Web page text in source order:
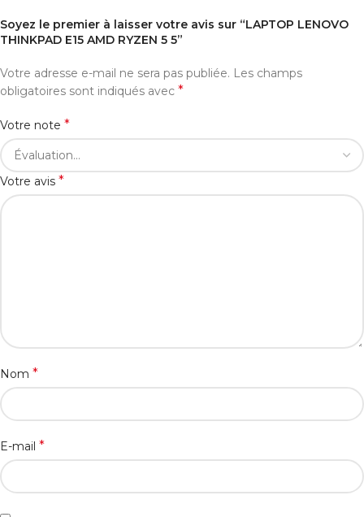
Soyez le premier à laisser votre avis sur “LAPTOP LENOVO
THINKPAD E15 AMD RYZEN 5 5”
Votre adresse e-mail ne sera pas publiée. Les champs
obligatoires sont indiqués avec *
Votre note *
Votre avis *
Nom *
E-mail *